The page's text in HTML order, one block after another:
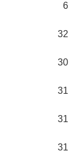
6
32
30
31
31
31